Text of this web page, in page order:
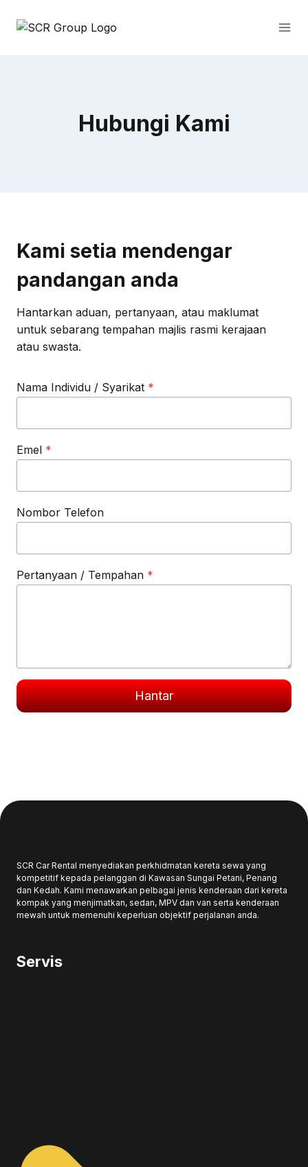
Hubungi Kami
Kami setia mendengar
pandangan anda
Hantarkan aduan, pertanyaan, atau maklumat
untuk sebarang tempahan majlis rasmi kerajaan
atau swasta.
Nama Individu / Syarikat *
Emel *
Nombor Telefon
Pertanyaan / Tempahan *
Hantar
SCR Car Rental menyediakan perkhidmatan kereta sewa yang
kompetitif kepada pelanggan di Kawasan Sungai Petani, Penang
dan Kedah. Kami menawarkan pelbagai jenis kenderaan dari kereta
kompak yang menjimatkan, sedan, MPV dan van serta kenderaan
mewah untuk memenuhi keperluan objektif perjalanan anda.
Servis